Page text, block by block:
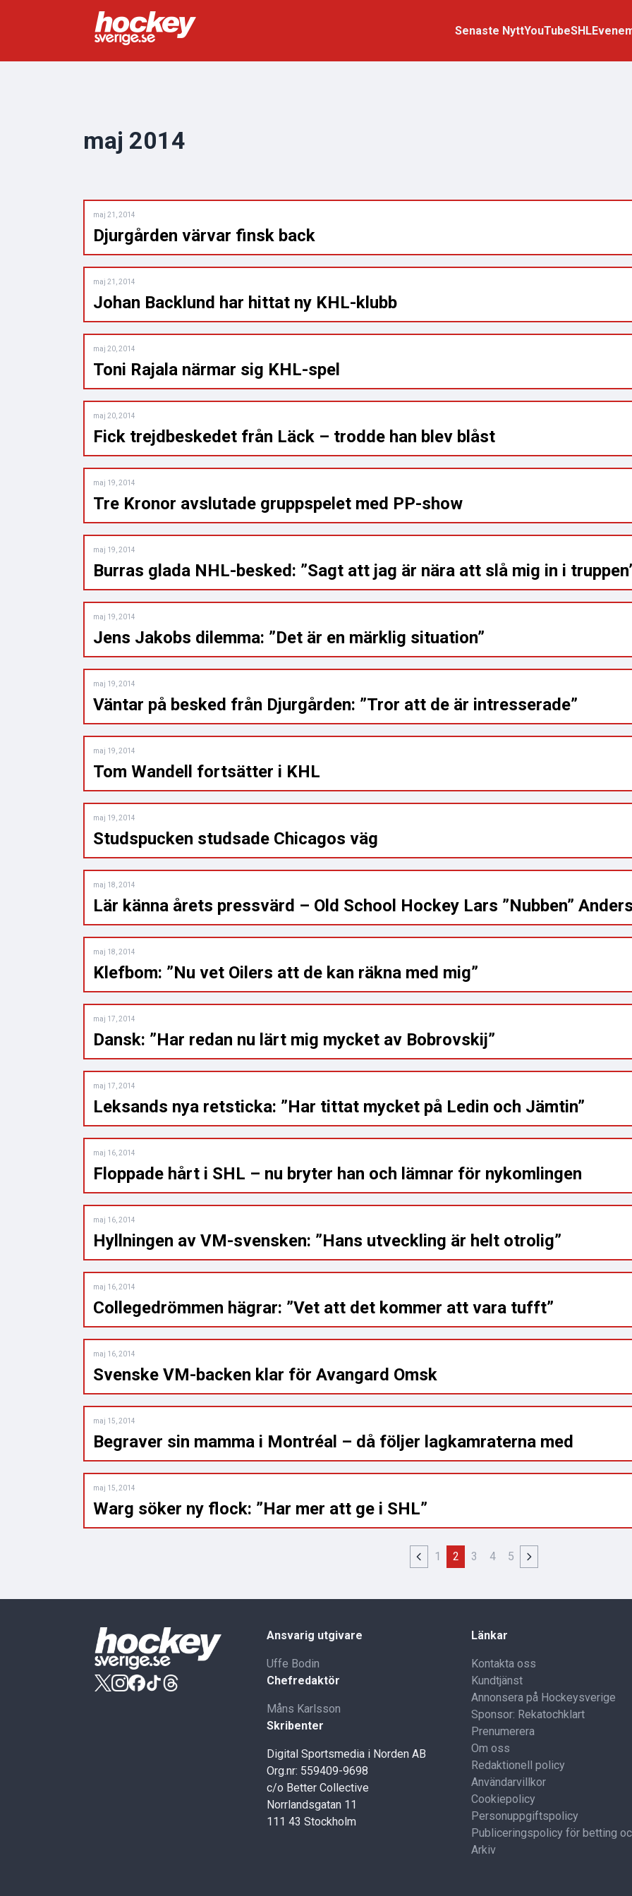
Senaste NyttYouTubeSHL
maj 2014
maj 21, 2014
Djurgården värvar finsk back
maj 21, 2014
Johan Backlund har hittat ny KHL-klubb
maj 20, 2014
Toni Rajala närmar sig KHL-spel
maj 20, 2014
Fick trejdbeskedet från Läck – trodde han blev blåst
maj 19, 2014
Tre Kronor avslutade gruppspelet med PP-show
maj 19, 2014
Burras glada NHL-besked: ”Sagt att jag är nära att slå mig in i
maj 19, 2014
Jens Jakobs dilemma: ”Det är en märklig situation”
maj 19, 2014
Väntar på besked från Djurgården: ”Tror att de är intresserade”
maj 19, 2014
Tom Wandell fortsätter i KHL
maj 19, 2014
Studspucken studsade Chicagos väg
maj 18, 2014
Lär känna årets pressvärd – Old School Hockey Lars ”Nubben”
maj 18, 2014
Klefbom: ”Nu vet Oilers att de kan räkna med mig”
maj 17, 2014
Dansk: ”Har redan nu lärt mig mycket av Bobrovskij”
maj 17, 2014
Leksands nya retsticka: ”Har tittat mycket på Ledin och Jämtin”
maj 16, 2014
Floppade hårt i SHL – nu bryter han och lämnar för nykomlingen
maj 16, 2014
Hyllningen av VM-svensken: ”Hans utveckling är helt otrolig”
maj 16, 2014
Collegedrömmen hägrar: ”Vet att det kommer att vara tufft”
maj 16, 2014
Svenske VM-backen klar för Avangard Omsk
maj 15, 2014
Begraver sin mamma i Montréal – då följer lagkamraterna med
maj 15, 2014
Warg söker ny flock: ”Har mer att ge i SHL”
1 2 3 4 5
Ansvarig utgivare
Uffe Bodin
Chefredaktör
Måns Karlsson
Skribenter
Digital Sportsmedia i Norden AB
Org.nr: 559409-9698
c/o Better Collective
Norrlandsgatan 11
111 43 Stockholm
Länkar
Kontakta oss
Kundtjänst
Annonsera på Hockeysverige
Sponsor: Rekatochklart
Prenumerera
Om oss
Redaktionell policy
Användarvillkor
Cookiepolicy
Personuppgiftspolicy
Publiceringspolicy för betting
Arkiv